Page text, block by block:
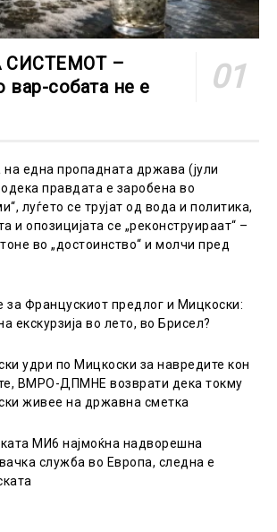
СИСТЕМОТ –
вар-собата не е
на една пропадната држава (јули
правдата е заробена во
луѓето се трујат од вода и политика,
и опозицијата се „реконструираат“ –
во „достоинство“ и молчи пред
за Францускиот предлог и Мицкоски:
екскурзија во лето, во Брисел?
удри по Мицкоски за навредите кон
ВМРО-ДПМНЕ возврати дека токму
живее на државна сметка
МИ6 најмоќна надворешна
служба во Европа, следна е